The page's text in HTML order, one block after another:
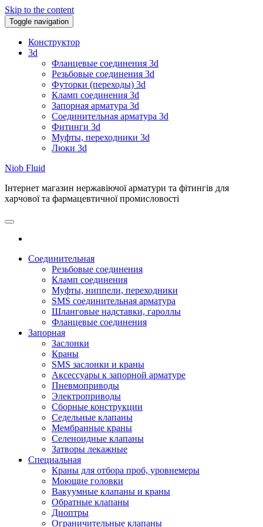
Skip to the content
Toggle navigation
Конструктор
3d
Фланцевые соединения 3d
Резьбовые соединения 3d
Футорки (переходы) 3d
Кламп соединения 3d
Запорная арматура 3d
Соединительная арматура 3d
Фитинги 3d
Муфты, переходники 3d
Люки 3d
Niob Fluid
Інтернет магазин нержавіючої арматури та фітингів для
харчової та фармацевтичної промисловості
Соединительная
Резьбовые соединения
Кламп соединения
Муфты, ниппели, переходники
SMS соединительная арматура
Шланговые надставки, гароллы
Фланцевые соединения
Запорная
Заслонки
Краны
SMS заслонки и краны
Аксессуары к запорной арматуре
Пневмоприводы
Электроприводы
Сборные конструкции
Седельные клапаны
Мембранные краны
Селеноидные клапаны
Затворы лекажные
Специальная
Краны для отбора проб, уровнемеры
Моющие головки
Вакуумные клапаны и краны
Обратные клапаны
Диоптры
Ограничительные клапаны